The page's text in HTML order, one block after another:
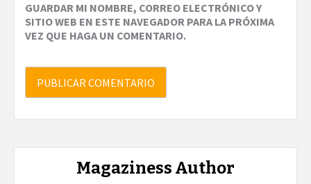
GUARDAR MI NOMBRE, CORREO ELECTRÓNICO Y
SITIO WEB EN ESTE NAVEGADOR PARA LA PRÓXIMA
VEZ QUE HAGA UN COMENTARIO.
Magaziness Author